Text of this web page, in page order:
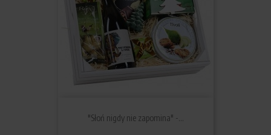
"Słoń nigdy nie zapomina" -...